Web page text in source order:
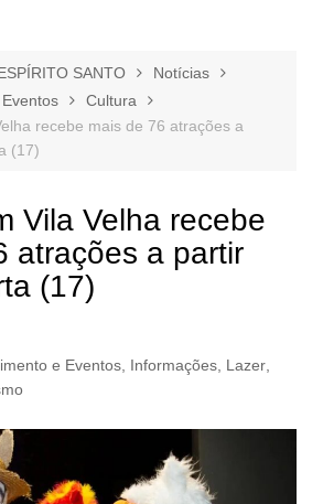
SANTO
Notícias
Cultura
recebe mais de 76 atrações a
(17)
Vila Velha recebe
atrações a partir
(17)
e Eventos, Informações, Lazer,